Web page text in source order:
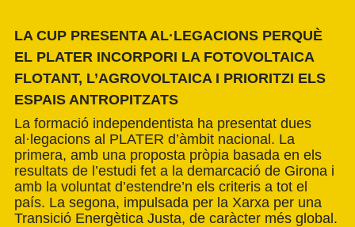
LA CUP PRESENTA AL·LEGACIONS PERQUÈ
EL PLATER INCORPORI LA FOTOVOLTAICA
FLOTANT, L’AGROVOLTAICA I PRIORITZI ELS
ESPAIS ANTROPITZATS
La formació independentista ha presentat dues
al·legacions al PLATER d’àmbit nacional. La
primera, amb una proposta pròpia basada en els
resultats de l’estudi fet a la demarcació de Girona i
amb la voluntat d’estendre’n els criteris a tot el
país. La segona, impulsada per la Xarxa per una
Transició Energètica Justa, de caràcter més global.